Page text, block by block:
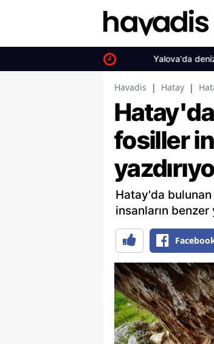
Yalova'da denizci
Havadis | Hatay |
fosiller
Hatay'da bulunan
insanların